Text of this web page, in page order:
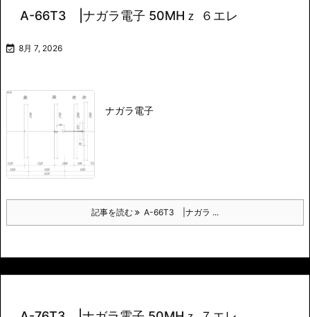
A-66T3 |ナガラ電子 50MHｚ ６エレ
 8月 7, 2026
ナガラ電子
記事を読む A-66T3 |ナガラ ...